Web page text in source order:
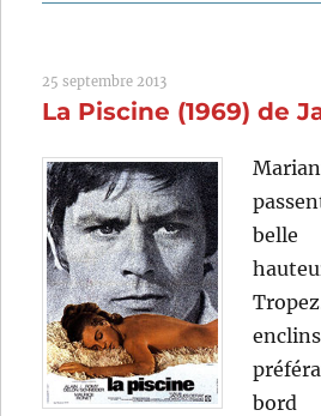
25 septembre 2013
La Piscine (1969) de
bord